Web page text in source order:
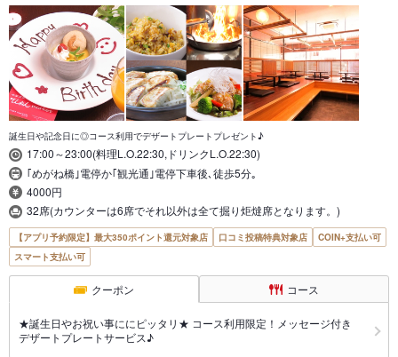
誕生日や記念日に◎コース利用でデザートプレートプレゼント♪
17:00～23:00(料理L.O.22:30,ドリンクL.O.22:30)
｢めがね橋｣電停か｢観光通｣電停下車後､徒歩5分｡
4000円
32席(カウンターは6席でそれ以外は全て掘り炬燵席となります。)
【アプリ予約限定】最大350ポイント還元対象店 口コミ投稿特典対象店
COIN+支払い可
スマート支払い可
クーポン コース
★誕生日やお祝い事ににピッタリ★ コース利用限定！メッセージ付き
デザートプレートサービス♪